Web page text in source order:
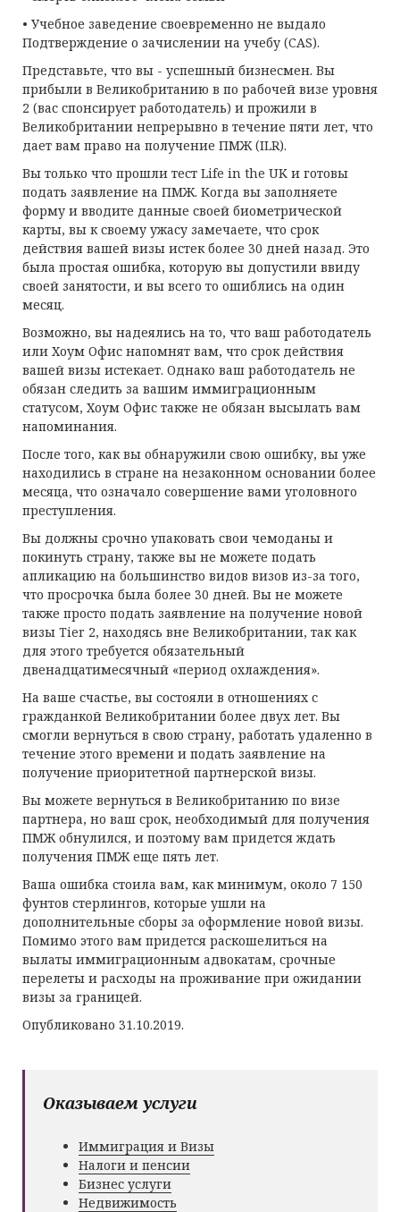
• Учебное заведение своевременно не выдало
Подтверждение о зачислении на учебу (CAS).
Представьте, что вы - успешный бизнесмен. Вы
прибыли в Великобританию в по рабочей визе уровня
2 (вас спонсирует работодатель) и прожили в
Великобритании непрерывно в течение пяти лет, что
дает вам право на получение ПМЖ (ILR).
Вы только что прошли тест Life in the UK и готовы
подать заявление на ПМЖ. Когда вы заполняете
форму и вводите данные своей биометрической
карты, вы к своему ужасу замечаете, что срок
действия вашей визы истек более 30 дней назад. Это
была простая ошибка, которую вы допустили ввиду
своей занятости, и вы всего то ошиблись на один
месяц.
Возможно, вы надеялись на то, что ваш работодатель
или Хоум Офис напомнят вам, что срок действия
вашей визы истекает. Однако ваш работодатель не
обязан следить за вашим иммиграционным
статусом, Хоум Офис также не обязан высылать вам
напоминания.
После того, как вы обнаружили свою ошибку, вы уже
находились в стране на незаконном основании более
месяца, что означало совершение вами уголовного
преступления.
Вы должны срочно упаковать свои чемоданы и
покинуть страну, также вы не можете подать
апликацию на большинство видов визов из-за того,
что просрочка была более 30 дней. Вы не можете
также просто подать заявление на получение новой
визы Tier 2, находясь вне Великобритании, так как
для этого требуется обязательный
двенадцатимесячный «период охлаждения».
На ваше счастье, вы состояли в отношениях с
гражданкой Великобритании более двух лет. Вы
смогли вернуться в свою страну, работать удаленно в
течение этого времени и подать заявление на
получение приоритетной партнерской визы.
Вы можете вернуться в Великобританию по визе
партнера, но ваш срок, необходимый для получения
ПМЖ обнулился, и поэтому вам придется ждать
получения ПМЖ еще пять лет.
Ваша ошибка стоила вам, как минимум, около 7 150
фунтов стерлингов, которые ушли на
дополнительные сборы за оформление новой визы.
Помимо этого вам придется раскошелиться на
вылаты иммиграционным адвокатам, срочные
перелеты и расходы на проживание при ожидании
визы за границей.
Опубликовано 31.10.2019.
Оказываем услуги
Иммиграция и Визы
Налоги и пенсии
Бизнес услуги
Недвижимость